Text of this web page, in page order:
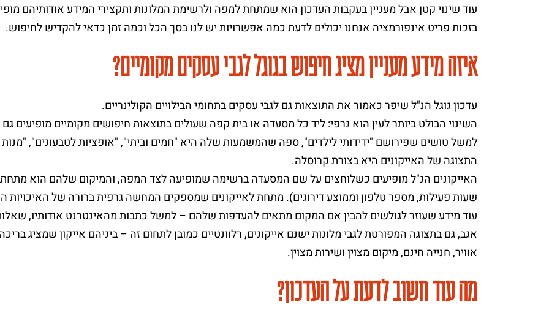
עוד שינוי קטן אבל מעניין בעקבות העדכון הוא שמתחת למפה ולרשימת המלונות ותקצירי המידע אודותיהם
בזכות פריט אינפורמציה אנחנו יכולים לדעת כמה אפשרויות יש לנו בסך הכל וכמה זמן כדאי להקדיש לחיפוש.
איזה מידע מעניין מציג חיפוש בגוגל לגבי עסקים מקומיים?
עדכון גוגל הנ"ל שיפר כאמור את התוצאות גם לגבי עסקים בתחומי הבילויים הקולינריים.
השינוי הבולט ביותר לעין הוא גרפי: ליד כל מסעדה או בית קפה שעולים בתוצאות חיפושים מקומיים מופיעים
למשל טושים שפירושם "ידידותי לילדים", ספה שהמשמעות שלה היא "חמים וביתי", "אופציות לטבעונים",
התצוגה של האייקונים היא בצורת קרוסלה.
האייקונים הנ"ל מופיעים כשלוחצים על שם המסעדה ברשימה שמופיעה לצד המפה, והמיקום שלהם הוא מתחת
שעות פעילות, מספר טלפון וממוצע דירוגים). מתחת לאייקונים שמספקים המחשה גרפית ברורה של
עוד מידע שעוזר לגולשים להבין אם המקום מתאים להעדפות שלהם – למשל כתבות מהאינטרנט אודותיו, שאלות
אוויר, חנייה חינם, מיקום מצוין ושירות מצוין.
מה עוד חשוב לדעת על העדכון?